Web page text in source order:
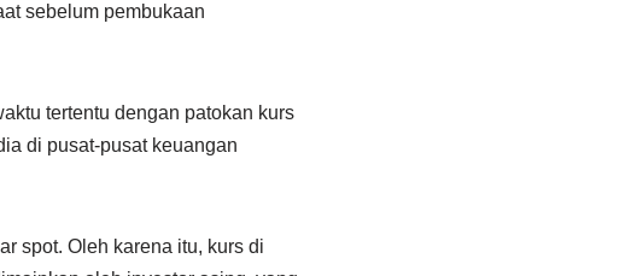
sebelum pembukaan
tertentu dengan patokan kurs
di pusat-pusat keuangan
spot. Oleh karena itu, kurs di